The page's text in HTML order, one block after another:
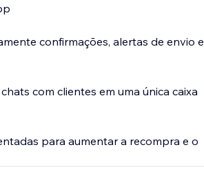
confirmações, alertas de envio e
com clientes em uma única caixa
para aumentar a recompra e o